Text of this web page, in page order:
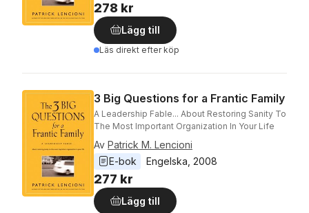
278 kr
Lägg till
Läs direkt efter köp
3 Big Questions for a Frantic Family
A Leadership Fable... About Restoring Sanity To
The Most Important Organization In Your Life
Av Patrick M. Lencioni
E-bok
Engelska 2008
277 kr
Lägg till